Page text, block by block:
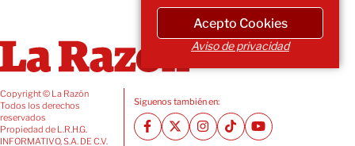
Copyright © La Razón
Todos los derechos
reservados
Propiedad de L.R.H.G.
INFORMATIVO, S.A. DE C.V.
Siguenos también en:
Acepto Cookies
Aviso de privacidad